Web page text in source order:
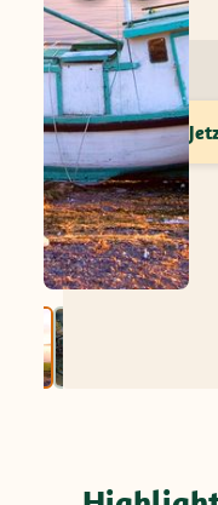
Flug
Preis ab